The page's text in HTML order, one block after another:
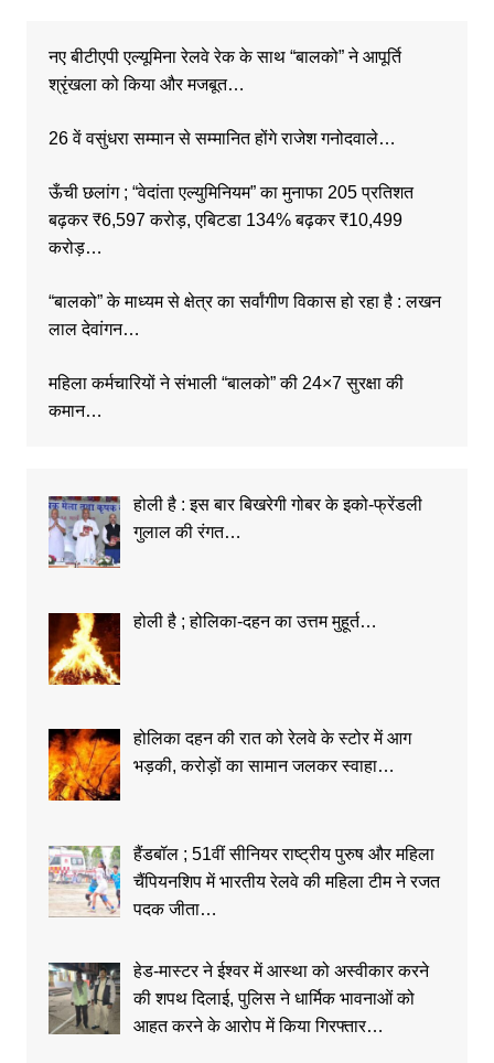
नए बीटीएपी एल्यूमिना रेलवे रेक के साथ “बालको” ने आपूर्ति
श्रृंखला को किया और मजबूत…
26 वें वसुंधरा सम्मान से सम्मानित होंगे राजेश गनोदवाले…
ऊँची छलांग ; “वेदांता एल्युमिनियम” का मुनाफा 205 प्रतिशत
बढ़कर ₹6,597 करोड़, एबिटडा 134% बढ़कर ₹10,499
करोड़…
“बालको” के माध्यम से क्षेत्र का सर्वांगीण विकास हो रहा है : लखन
लाल देवांगन…
महिला कर्मचारियों ने संभाली “बालको” की 24×7 सुरक्षा की
कमान…
होली है : इस बार बिखरेगी गोबर के इको-फ्रेंडली
गुलाल की रंगत…
होली है ; होलिका-दहन का उत्तम मुहूर्त…
होलिका दहन की रात को रेलवे के स्टोर में आग
भड़की, करोड़ों का सामान जलकर स्वाहा…
हैंडबॉल ; 51वीं सीनियर राष्ट्रीय पुरुष और महिला
चैंपियनशिप में भारतीय रेलवे की महिला टीम ने रजत
पदक जीता…
हेड-मास्टर ने ईश्वर में आस्था को अस्वीकार करने
की शपथ दिलाई, पुलिस ने धार्मिक भावनाओं को
आहत करने के आरोप में किया गिरफ्तार…